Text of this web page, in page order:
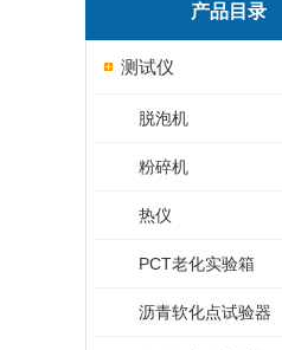
产品目录
测试仪
脱泡机
粉碎机
热仪
PCT老化实验箱
沥青软化点试验器